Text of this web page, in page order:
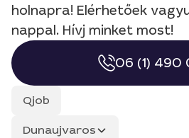
holnapra! Elérhetőek
nappal. Hívj minket most!
06 (1) 490
Qjob
Dunaujvaros